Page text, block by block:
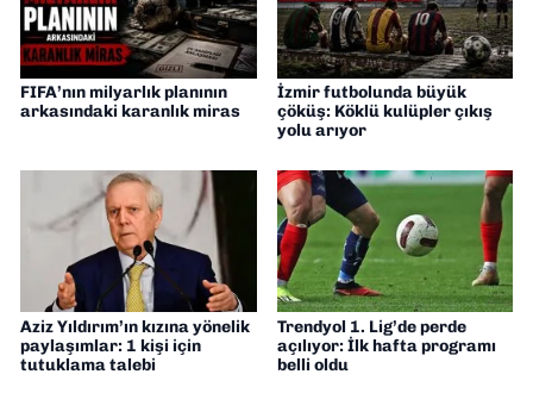
FIFA’nın milyarlık planının
arkasındaki karanlık miras
İzmir futbolunda büyük
çöküş: Köklü kulüpler çıkış
yolu arıyor
Aziz Yıldırım’ın kızına yönelik
paylaşımlar: 1 kişi için
tutuklama talebi
Trendyol 1. Lig’de perde
açılıyor: İlk hafta programı
belli oldu